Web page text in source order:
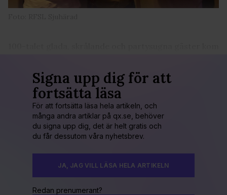
Signa upp dig för att
fortsätta läsa
För att fortsätta läsa hela artikeln, och
många andra artiklar på qx.se, behöver
du signa upp dig, det är helt gratis och
du får dessutom våra nyhetsbrev.
JA, JAG VILL LÄSA HELA ARTIKELN
Redan prenumerant?